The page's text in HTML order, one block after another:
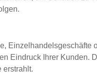
Einzelhandelsgeschäfte
Eindruck Ihrer Kunden.
erstrahlt.